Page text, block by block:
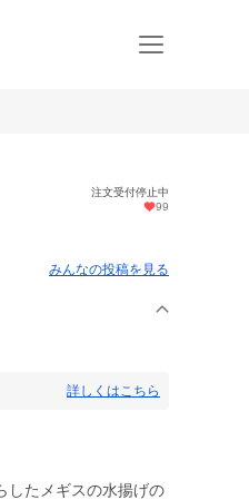
注文受付停止中
99
みんなの投稿を見る
詳しくはこちら
したメギスの水揚げの